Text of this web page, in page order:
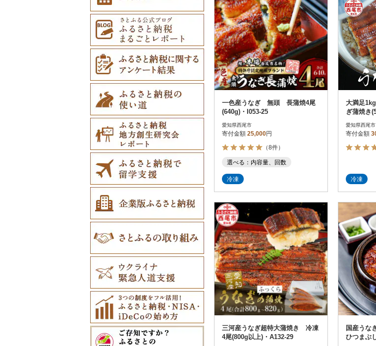
一色産うなぎ 無頭 長蒲焼4尾
(640g)・I053-25
愛知県西尾市
寄付金額 25,000円
（8件）
選べる：内容量、回数
冷凍
大満足
ぎ蒲焼き
愛知県西尾市
寄付金額
冷凍
三河産うなぎ超特大蒲焼き 冷凍
4尾(800g以上)・A132-29
国産うな
ひつまぶ